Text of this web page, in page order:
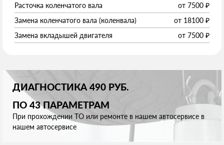
Расточка коленчатого вала
от 7500 ₽
Замена коленчатого вала (коленвала)
от 18100 ₽
Замена вкладышей двигателя
от 7500 ₽
ДИАГНОСТИКА 490 РУБ.
ПО 43 ПАРАМЕТРАМ
При прохождении ТО или ремонте в нашем автосервисе в
нашем автосервисе